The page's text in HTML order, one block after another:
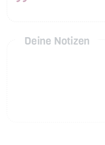
Deine Notizen